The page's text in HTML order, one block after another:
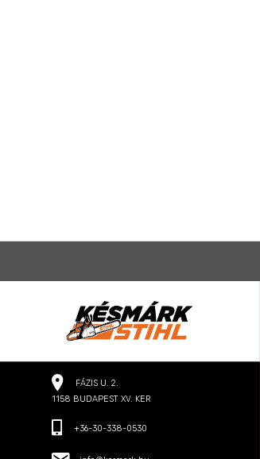
FÁZIS U. 2.
1158 BUDAPEST XV. KER
+36-30-338-0530